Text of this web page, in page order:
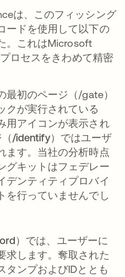
は、このフィッシング
ードを使用して以下の
。これはMicrosoft
ロセスをきわめて精密
最初のページ（/gate）
クが実行されている
用アイコンが表示され
/identify）ではユーザ
ます。当社の分析時点
グキットはフェデレー
デンティティプロバイ
を行っていませんでし
）では、ユーザーに
求します。奪取された
タンプおよびIDととも